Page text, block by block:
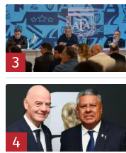
3
4